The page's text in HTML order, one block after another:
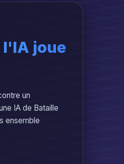
joue
un
IA de Bataille
ensemble